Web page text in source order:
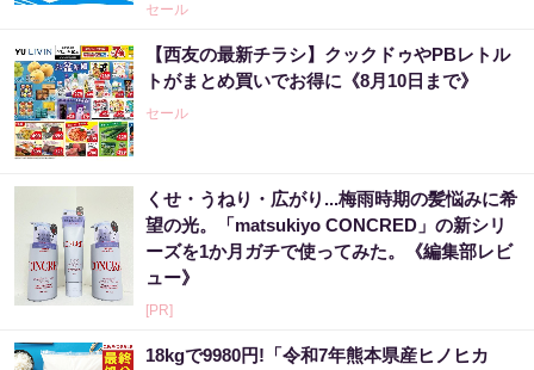
セール
【西友の最新チラシ】クックドゥやPBレトル
トがまとめ買いでお得に《8月10日まで》
セール
くせ・うねり・広がり...梅雨時期の髪悩みに希
望の光。「matsukiyo CONCRED」の新シリ
ーズを1か月ガチで使ってみた。《編集部レビ
ュー》
[PR]
18kgで9980円!「令和7年熊本県産ヒノヒカ